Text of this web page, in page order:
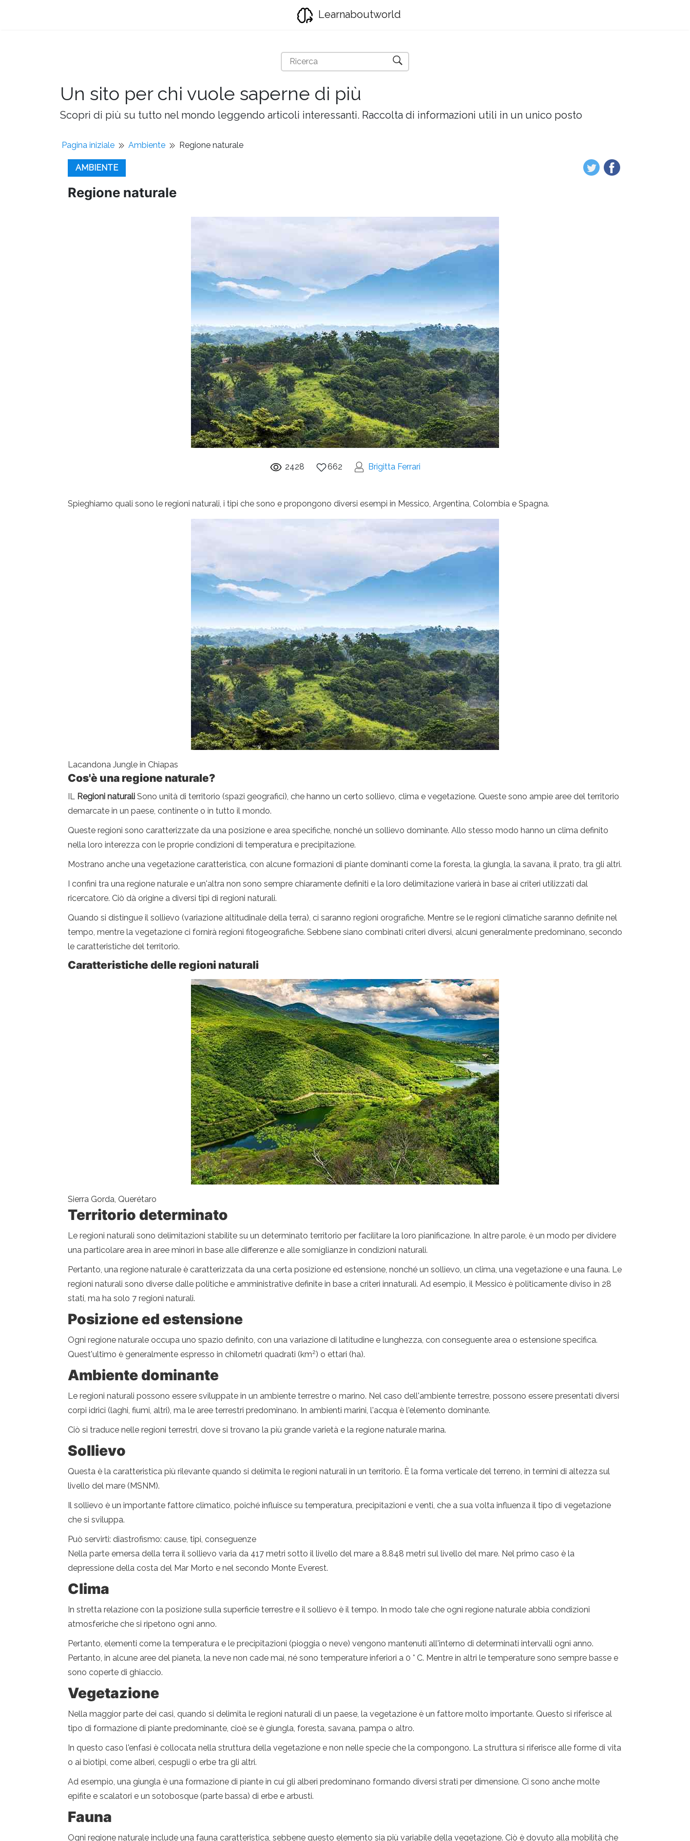
Learnaboutworld
Un sito per chi vuole saperne di più
Scopri di più su tutto nel mondo leggendo articoli interessanti. Raccolta di informazioni utili in un unico posto
Pagina iniziale Ambiente Regione naturale
AMBIENTE
Regione naturale
2428 662 Brigitta Ferrari
Spieghiamo quali sono le regioni naturali, i tipi che sono e propongono diversi esempi in Messico, Argentina, Colombia e Spagna.
Lacandona Jungle in Chiapas
Cos'è una regione naturale?
IL Regioni naturali Sono unità di territorio (spazi geografici), che hanno un certo sollievo, clima e vegetazione. Queste sono ampie aree del territorio
demarcate in un paese, continente o in tutto il mondo.
Queste regioni sono caratterizzate da una posizione e area specifiche, nonché un sollievo dominante. Allo stesso modo hanno un clima definito
nella loro interezza con le proprie condizioni di temperatura e precipitazione.
Mostrano anche una vegetazione caratteristica, con alcune formazioni di piante dominanti come la foresta, la giungla, la savana, il prato, tra gli altri.
I confini tra una regione naturale e un'altra non sono sempre chiaramente definiti e la loro delimitazione varierà in base ai criteri utilizzati dal
ricercatore. Ciò dà origine a diversi tipi di regioni naturali.
Quando si distingue il sollievo (variazione altitudinale della terra), ci saranno regioni orografiche. Mentre se le regioni climatiche saranno definite nel
tempo, mentre la vegetazione ci fornirà regioni fitogeografiche. Sebbene siano combinati criteri diversi, alcuni generalmente predominano, secondo
le caratteristiche del territorio.
Caratteristiche delle regioni naturali
Sierra Gorda, Querétaro
Territorio determinato
Le regioni naturali sono delimitazioni stabilite su un determinato territorio per facilitare la loro pianificazione. In altre parole, è un modo per dividere
una particolare area in aree minori in base alle differenze e alle somiglianze in condizioni naturali.
Pertanto, una regione naturale è caratterizzata da una certa posizione ed estensione, nonché un sollievo, un clima, una vegetazione e una fauna. Le
regioni naturali sono diverse dalle politiche e amministrative definite in base a criteri innaturali. Ad esempio, il Messico è politicamente diviso in 28
stati, ma ha solo 7 regioni naturali.
Posizione ed estensione
Ogni regione naturale occupa uno spazio definito, con una variazione di latitudine e lunghezza, con conseguente area o estensione specifica.
Quest'ultimo è generalmente espresso in chilometri quadrati (km2) o ettari (ha).
Ambiente dominante
Le regioni naturali possono essere sviluppate in un ambiente terrestre o marino. Nel caso dell'ambiente terrestre, possono essere presentati diversi
corpi idrici (laghi, fiumi, altri), ma le aree terrestri predominano. In ambienti marini, l'acqua è l'elemento dominante.
Ciò si traduce nelle regioni terrestri, dove si trovano la più grande varietà e la regione naturale marina.
Sollievo
Questa è la caratteristica più rilevante quando si delimita le regioni naturali in un territorio. È la forma verticale del terreno, in termini di altezza sul
livello del mare (MSNM).
Il sollievo è un importante fattore climatico, poiché influisce su temperatura, precipitazioni e venti, che a sua volta influenza il tipo di vegetazione
che si sviluppa.
Può servirti: diastrofismo: cause, tipi, conseguenze
Nella parte emersa della terra il sollievo varia da 417 metri sotto il livello del mare a 8.848 metri sul livello del mare. Nel primo caso è la
depressione della costa del Mar Morto e nel secondo Monte Everest.
Clima
In stretta relazione con la posizione sulla superficie terrestre e il sollievo è il tempo. In modo tale che ogni regione naturale abbia condizioni
atmosferiche che si ripetono ogni anno.
Pertanto, elementi come la temperatura e le precipitazioni (pioggia o neve) vengono mantenuti all'interno di determinati intervalli ogni anno.
Pertanto, in alcune aree del pianeta, la neve non cade mai, né sono temperature inferiori a 0 ° C. Mentre in altri le temperature sono sempre basse e
sono coperte di ghiaccio.
Vegetazione
Nella maggior parte dei casi, quando si delimita le regioni naturali di un paese, la vegetazione è un fattore molto importante. Questo si riferisce al
tipo di formazione di piante predominante, cioè se è giungla, foresta, savana, pampa o altro.
In questo caso l'enfasi è collocata nella struttura della vegetazione e non nelle specie che la compongono. La struttura si riferisce alle forme di vita
o ai biotipi, come alberi, cespugli o erbe tra gli altri.
Ad esempio, una giungla è una formazione di piante in cui gli alberi predominano formando diversi strati per dimensione. Ci sono anche molte
epifite e scalatori e un sotobosque (parte bassa) di erbe e arbusti.
Fauna
Ogni regione naturale include una fauna caratteristica, sebbene questo elemento sia più variabile della vegetazione. Ciò è dovuto alla mobilità che